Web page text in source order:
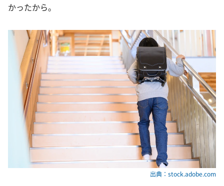
かったから。
出典：stock.adobe.com